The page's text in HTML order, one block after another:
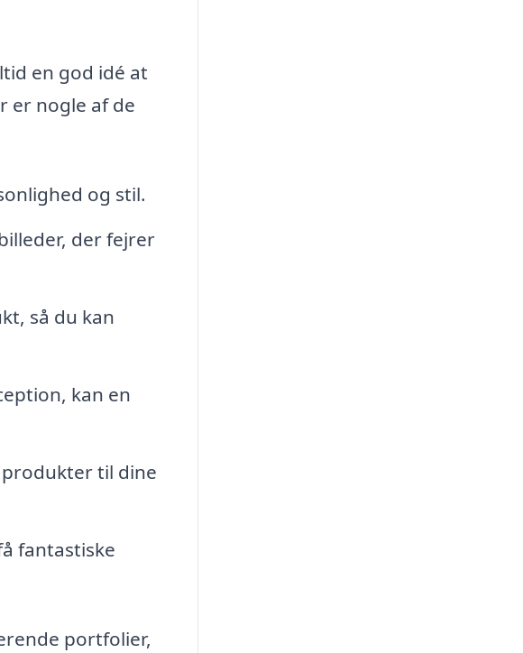
en god idé at
er nogle af de
og stil.
der fejrer
så du kan
kan en
produkter til dine
fantastiske
portfolier,